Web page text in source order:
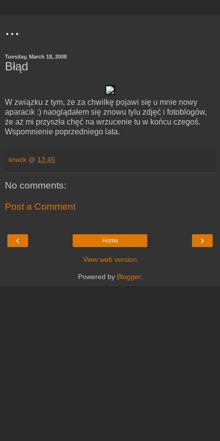
...
Tuesday, March 18, 2008
Błąd
W związku z tym, że za chwilkę pojawi się u mnie nowy
aparacik :) naoglądałem się znowu tylu zdjęć i fotoblogów,
że aż mi przyszła chęć na wrzucenie tu w końcu czegoś.
Wspomnienie poprzedniego lata.
krwck @ 13:45
No comments:
Post a Comment
‹ ›
Home
View web version
Powered by Blogger.